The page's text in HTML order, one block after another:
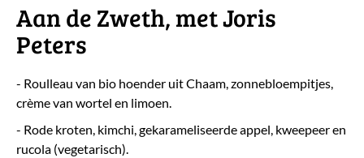
Aan de Zweth, met Joris
Peters
- Roulleau van bio hoender uit Chaam, zonnebloempitjes,
crème van wortel en limoen.
- Rode kroten, kimchi, gekarameliseerde appel, kweepeer en
rucola (vegetarisch).